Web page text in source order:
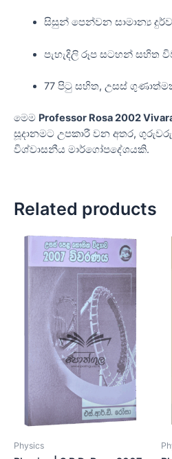
සිසුන් පෙන්වන සාමාන්‍ය
පැහැදිලි රූප සටහන් සහිත
77 පිටු සහිත, උසස්
මෙම Professor Rosa 2002
සූදානමට උපකාරී වන අතර,
විශ්වාසනීය මාර්ගෝපදේශයකි.
Related products
Physics